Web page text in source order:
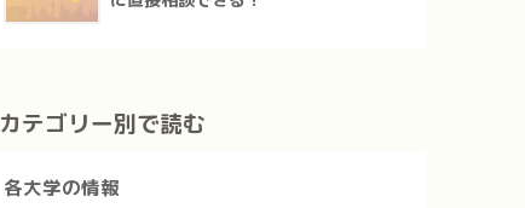
カテゴリー別で読む
各大学の情報